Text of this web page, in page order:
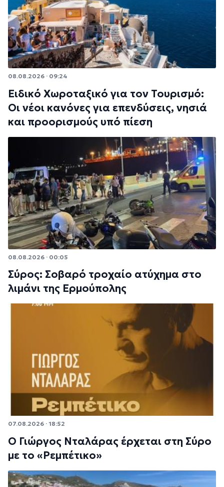
08.08.2026 · 09:24
Ειδικό Χωροταξικό για τον Τουρισμό:
Οι νέοι κανόνες για επενδύσεις, νησιά
και προορισμούς υπό πίεση
08.08.2026 · 00:05
Σύρος: Σοβαρό τροχαίο ατύχημα στο
λιμάνι της Ερμούπολης
07.08.2026 · 18:52
Ο Γιώργος Νταλάρας έρχεται στη Σύρο
με το «Ρεμπέτικο»